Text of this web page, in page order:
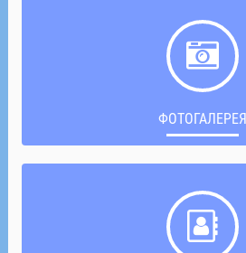
ФОТОГАЛЕРЕЯ